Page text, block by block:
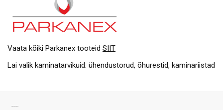
Vaata kõiki Parkanex tooteid SIIT
Lai valik kaminatarvikuid: ühendustorud, õhurestid, kaminariistad